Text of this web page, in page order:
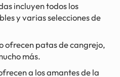
incluyen todos los
y varias selecciones de
ofrecen patas de cangrejo,
más.
a los amantes de la